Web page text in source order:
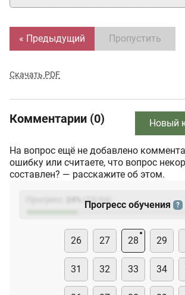
« Предыдущий Пропустить
Скачать PDF
Комментарии (0) Новый
На вопрос ещё не добавлено
ошибку или считаете, что вопрос
составлен? — расскажите об этом.
(23
Прогресс обучения ?
26 27 28 29
31 32 33 34